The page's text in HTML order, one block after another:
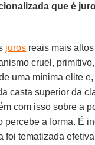
que é
juros reais mais
cruel,
uma mínima elite e,
casta superior da
com isso sobre a
percebe a forma. É
foi tematizada